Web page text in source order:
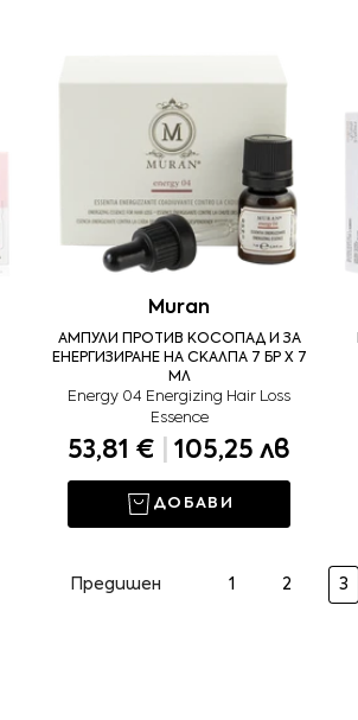
Muran
АМПУЛИ ПРОТИВ КОСОПАД И ЗА
ЕНЕРГИЗИРАНЕ НА СКАЛПА 7 БР X 7
МЛ
Energy 04 Energizing Hair Loss
Essence
53,81 € 105,25 лв
ДОБАВИ
Предишен 1 2 3